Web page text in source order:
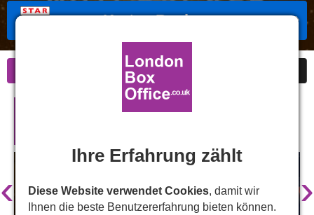
Karten Buchen
Sonderangebote
The Nutcracker - English
‹ ›
Ihre Erfahrung zählt
Diese Website verwendet Cookies, damit wir
Ihnen die beste Benutzererfahrung bieten können.